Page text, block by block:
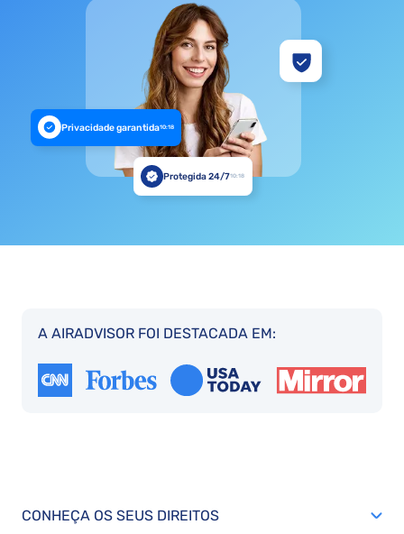
Privacidade garantida10:18
Protegida 24/710:18
A AIRADVISOR FOI DESTACADA EM:
CONHEÇA OS SEUS DIREITOS